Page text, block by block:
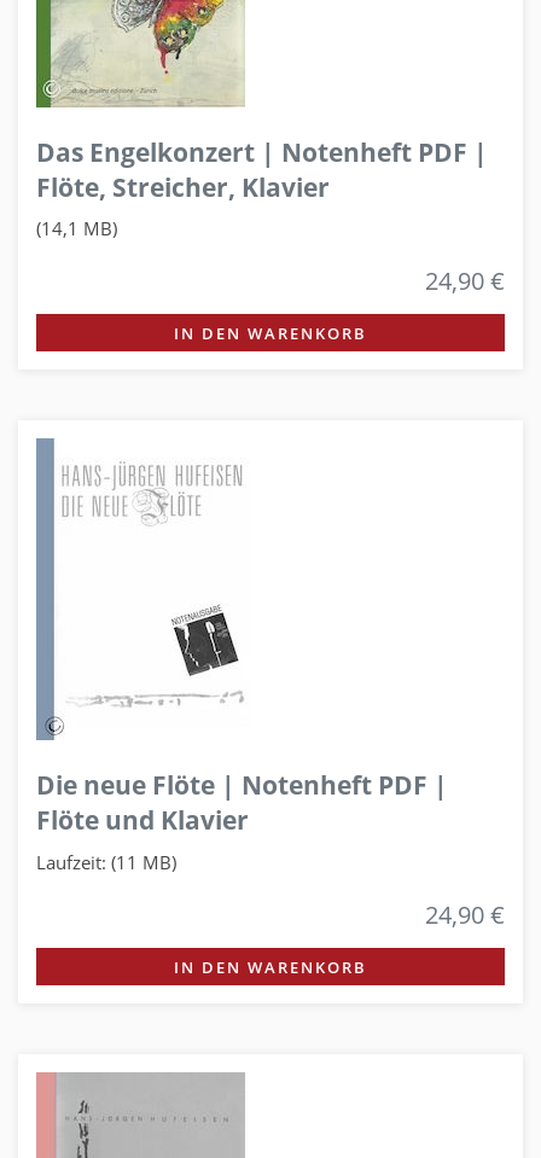
Das Engelkonzert | Notenheft PDF |
Flöte, Streicher, Klavier
(14,1 MB)
24,90 €
IN DEN WARENKORB
Die neue Flöte | Notenheft PDF |
Flöte und Klavier
Laufzeit: (11 MB)
24,90 €
IN DEN WARENKORB